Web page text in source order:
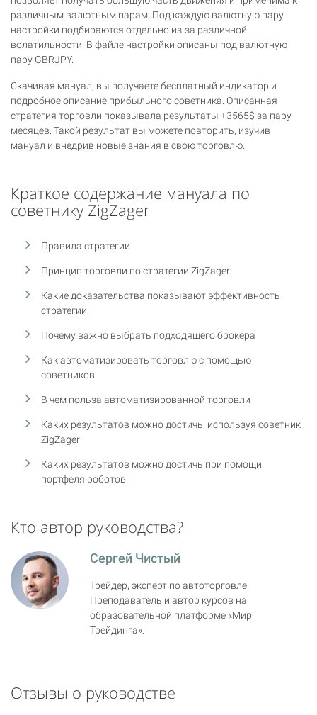
различным валютным парам. Под каждую валютную пару
настройки подбираются отдельно из-за различной
волатильности. В файле настройки описаны под валютную
пару GBRJPY.
Скачивая мануал, вы получаете бесплатный индикатор и
подробное описание прибыльного советника. Описанная
стратегия торговли показывала результаты +3565$ за пару
месяцев. Такой результат вы можете повторить, изучив
мануал и внедрив новые знания в свою торговлю.
Краткое содержание мануала по
советнику ZigZager
Правила стратегии
Принцип торговли по стратегии ZigZager
Какие доказательства показывают эффективность
стратегии
Почему важно выбрать подходящего брокера
Как автоматизировать торговлю с помощью
советников
В чем польза автоматизированной торговли
Каких результатов можно достичь, используя советник
ZigZager
Каких результатов можно достичь при помощи
портфеля роботов
Кто автор руководства?
Сергей Чистый
Трейдер, эксперт по автоторговле.
Преподаватель и автор курсов на
образовательной платформе «Мир
Трейдинга».
Отзывы о руководстве